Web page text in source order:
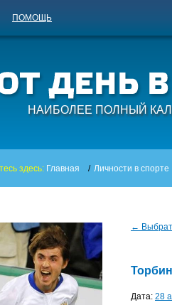
ПОМОЩЬ
НАИБОЛЕЕ ПОЛНЫЙ
здесь: Главная / Личности в спорте
←
Дата: 28